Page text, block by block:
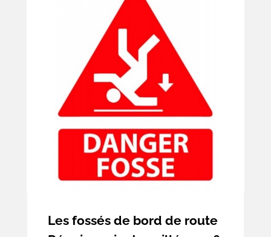
entre possesseurs étant à l’origine d’une
situation foncière complexe, il s’est avéré
nécessaire de mettre en œuvre un outil
juridique dérogatoire afin de sécuriser la
situation foncière.
Les fossés de bord de route